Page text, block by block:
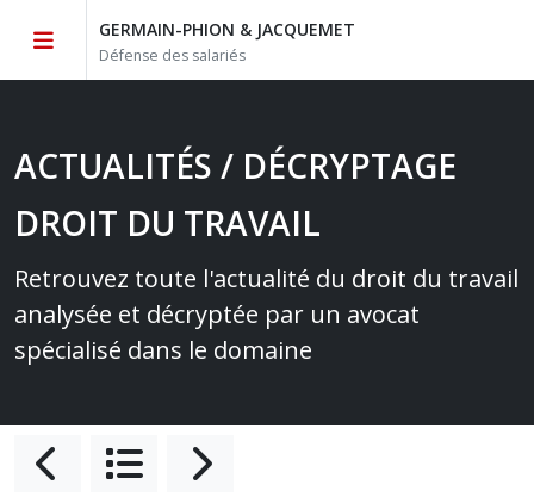
GERMAIN-PHION & JACQUEMET
Défense des salariés
ACTUALITÉS / DÉCRYPTAGE
DROIT DU TRAVAIL
Retrouvez toute l'actualité du droit du travail
analysée et décryptée par un avocat
spécialisé dans le domaine